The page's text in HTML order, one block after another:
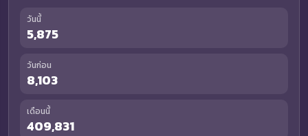
วันนี้
5,875
วันก่อน
8,103
เดือนนี้
409,831